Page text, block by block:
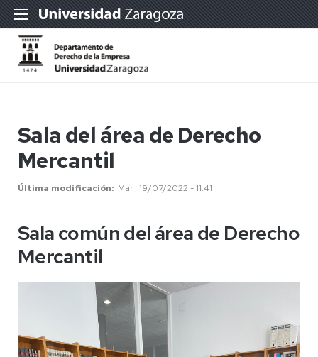
Sala del área de Derecho
Mercantil
Última modificación Mar , 19/07/2022 - 11:41
Sala común del área de Derecho
Mercantil